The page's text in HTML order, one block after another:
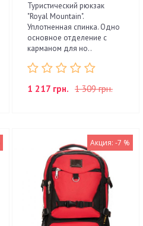
Туристический рюкзак
"Royal Mountain".
Уплотненная спинка. Одно
основное отделение с
карманом для но..
1 217 грн. 1 309 грн.
Акция: -7 %